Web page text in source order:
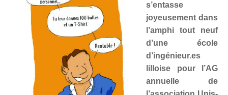
s’entasse
joyeusement dans
l’amphi tout neuf
d’une école
d’ingénieur.es
lilloise pour l’AG
annuelle de